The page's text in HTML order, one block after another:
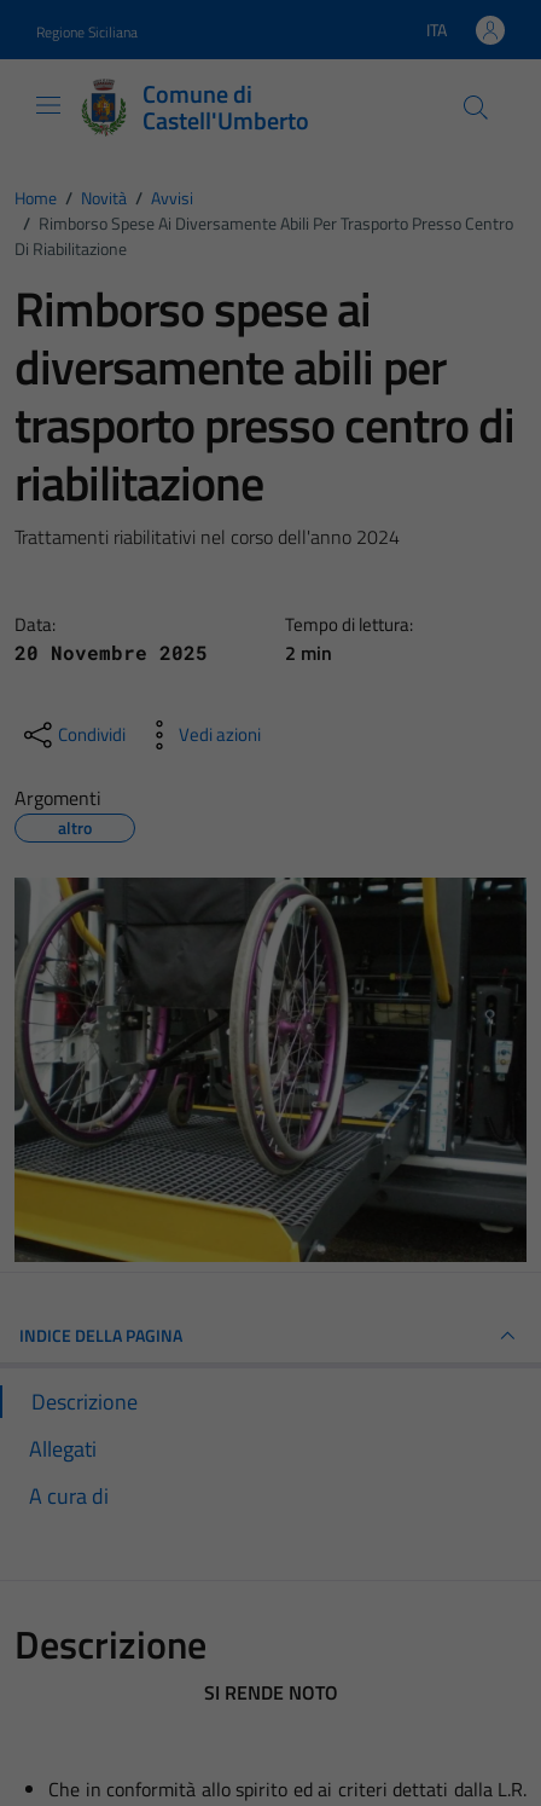
Regione Siciliana Lingua attiva:
ITA
Comune di
Castell'Umberto
Home / Novità / Avvisi
/ Rimborso Spese Ai Diversamente Abili Per Trasporto Presso Centro
Di Riabilitazione
Rimborso spese ai
diversamente abili per
trasporto presso centro di
riabilitazione
Trattamenti riabilitativi nel corso dell'anno 2024
Data:
20 Novembre 2025
Tempo di lettura:
2 min
Condividi Vedi azioni
Argomenti
altro
INDICE DELLA PAGINA
Descrizione
Allegati
A cura di
Descrizione
SI RENDE NOTO
Che in conformità allo spirito ed ai criteri dettati dalla L.R.